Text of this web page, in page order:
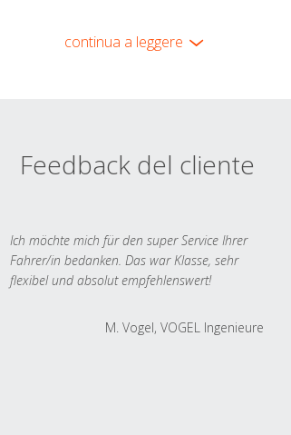
continua a leggere
Feedback del cliente
Ich möchte mich für den super Service Ihrer
Fahrer/in bedanken. Das war Klasse, sehr
flexibel und absolut empfehlenswert!
M. Vogel, VOGEL Ingenieure